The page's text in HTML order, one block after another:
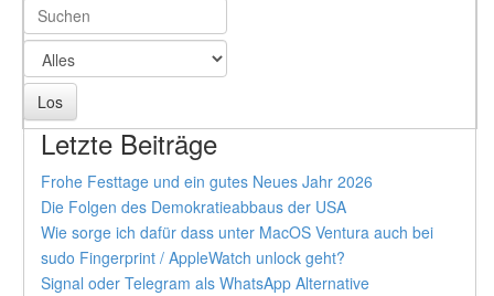
Letzte Beiträge
Frohe Festtage und ein gutes Neues Jahr 2026
Die Folgen des Demokratieabbaus der USA
Wie sorge ich dafür dass unter MacOS Ventura auch bei
sudo Fingerprint / AppleWatch unlock geht?
Signal oder Telegram als WhatsApp Alternative